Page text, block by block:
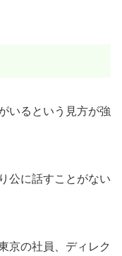
いるという見方が強
公に話すことがない
京の社員、ディレク